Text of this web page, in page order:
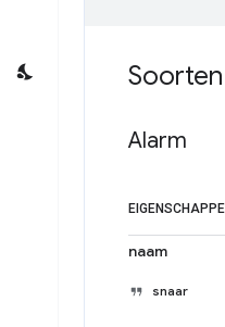
Soorten
Alarm
naam
snaar